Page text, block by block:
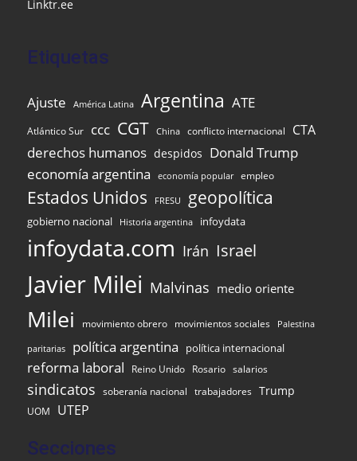
Linktr.ee
Etiquetas
Ajuste América Latina Argentina ATE
Atlántico Sur ccc CGT China conflicto internacional CTA
derechos humanos despidos Donald Trump
economía argentina
economía popular empleo
Estados Unidos FRESU geopolítica
gobierno nacional Historia argentina infoydata
infoydata.com Irán Israel
Javier Milei Malvinas medio oriente
Milei movimiento obrero movimientos sociales Palestina
paritarias política argentina política internacional
reforma laboral Reino Unido Rosario salarios
sindicatos soberanía nacional trabajadores Trump
UOM UTEP
Secciones